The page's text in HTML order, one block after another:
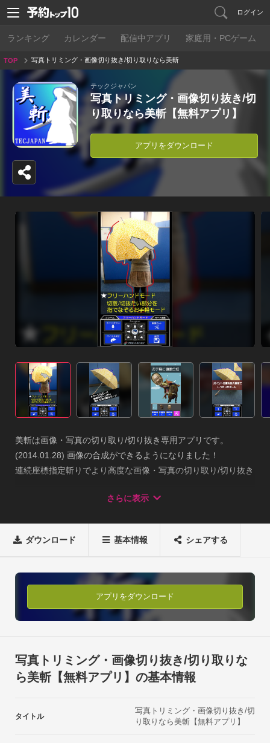
ログイン
ランキング カレンダー 配信中アプリ 家庭用・PCゲーム
TOP
写真トリミング・画像切り抜き/切り取りなら美斬
【無料アプリ】
テックジャパン
写真トリミング・画像切り抜き/切
り取りなら美斬【無料アプリ】
アプリをダウンロード
美斬は画像・写真の切り取り/切り抜き専用アプリです。
(2014.01.28) 画像の合成ができるようになりました！
連続座標指定斬りでより高度な画像・写真の切り取り/切り抜き
美斬で加工した部品を活用しワンランク上の画像編集をお楽し
連続座標指定斬り
写真撮影呼び出し
画像合成
移動
ポイント指定切り取り・切り抜き
フリーハンド切り取り・切抜き
保存
２０パターンフレーム【キーワード】
トリミング、コラージュ、写真加工、画像加工、切り取り、切
さらに表示
ダウンロード 基本情報 シェアする
アプリをダウンロード
写真トリミング・画像切り抜き/切り取りな
ら美斬【無料アプリ】の基本情報
タイトル
写真トリミング・画像切り抜き/切
り取りなら美斬【無料アプリ】